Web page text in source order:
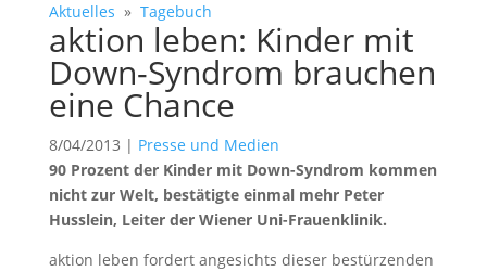
Aktuelles » Tagebuch
aktion leben: Kinder mit
Down-Syndrom brauchen
eine Chance
8/04/2013 | Presse und Medien
90 Prozent der Kinder mit Down-Syndrom kommen
nicht zur Welt, bestä­tigte einmal mehr Peter
Husslein, Leiter der Wiener Uni-Frauen­klinik.
aktion leben fordert angesichts dieser bestür­zenden